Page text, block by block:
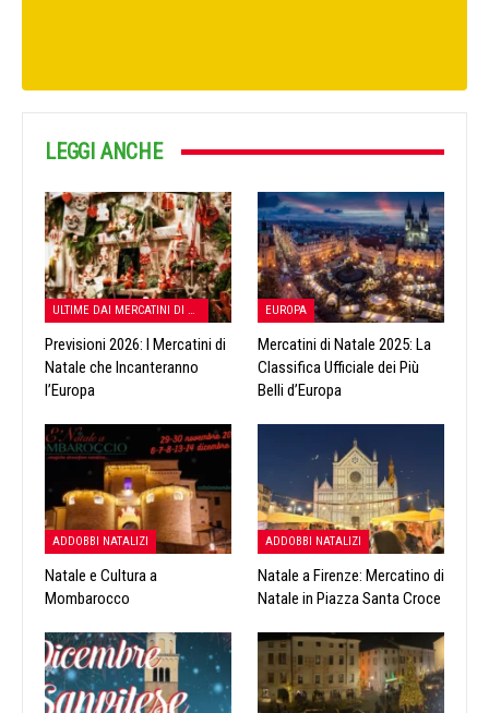
LEGGI ANCHE
ULTIME DAI MERCATINI DI NATALE
Previsioni 2026: I Mercatini di
Natale che Incanteranno
l’Europa
EUROPA
Mercatini di Natale 2025: La
Classifica Ufficiale dei Più
Belli d’Europa
ADDOBBI NATALIZI
Natale e Cultura a
Mombarocco
ADDOBBI NATALIZI
Natale a Firenze: Mercatino di
Natale in Piazza Santa Croce